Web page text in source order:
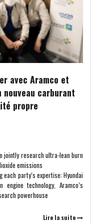
: LA
avec Aramco et
nouveau carburant
propre
research ultra-lean burn
emissions
party’s expertise: Hyundai
technology, Aramco’s
powerhouse
Lire la suite